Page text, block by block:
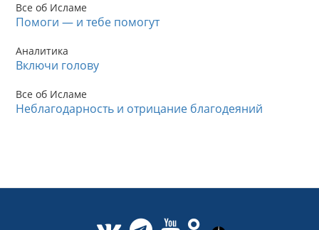
Все об Исламе
Помоги — и тебе помогут
Аналитика
Включи голову
Все об Исламе
Неблагодарность и отрицание благодеяний